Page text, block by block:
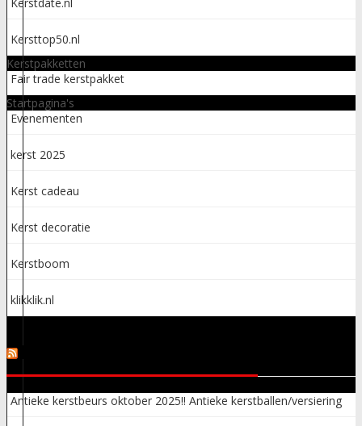
Kerstdate.nl
Kersttop50.nl
Kerstpakketten
Fair trade kerstpakket
Startpagina's
Evenementen
kerst 2025
Kerst cadeau
Kerst decoratie
Kerstboom
klikklik.nl
KERSTSPULLEN ADVERTENTIES
Antieke kerstbeurs oktober 2025!! Antieke kerstballen/versiering